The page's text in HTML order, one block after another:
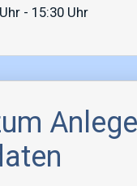
- 15:30 Uhr